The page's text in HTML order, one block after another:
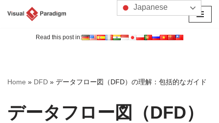
へ
キ
ッ
Read this post in:
Home » DFD » データフロー図（DFD）の理解：包括的なガイド
データフロー図（DFD）
Japanese